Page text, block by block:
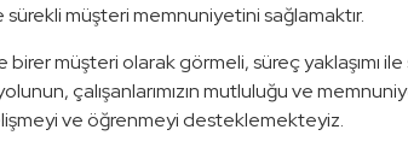
müşteri memnuniyetini sağlamaktır.
birer müşteri olarak görmeli, süreç yaklaşımı
çalışanlarımızın mutluluğu ve
ve öğrenmeyi desteklemekteyiz.